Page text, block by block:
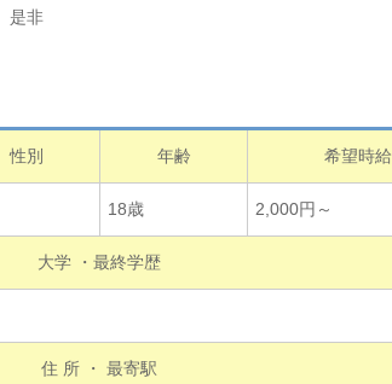
是非
性別 年齢 希望時給
18歳 2,000円～
大学 ・最終学歴
住 所 ・ 最寄駅